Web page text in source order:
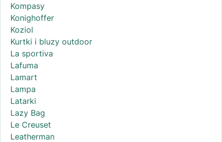
Kompasy
Konighoffer
Koziol
Kurtki i bluzy outdoor
La sportiva
Lafuma
Lamart
Lampa
Latarki
Lazy Bag
Le Creuset
Leatherman